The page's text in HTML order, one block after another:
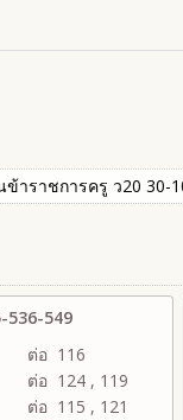
ข้าราชการครู ว20 30-
549
ต่อ 116
ต่อ 124 , 119
ต่อ 115 , 121